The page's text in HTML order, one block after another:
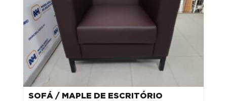
SOFÁ / MAPLE DE ESCRITÓRIO